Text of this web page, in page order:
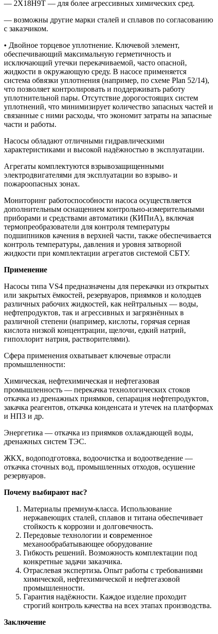
— 2Х18Н9Т — для более агрессивных химических сред.
— возможны другие марки сталей и сплавов по согласованию
с заказчиком.
• Двойное торцевое уплотнение. Ключевой элемент,
обеспечивающий максимальную герметичность и
исключающий утечки перекачиваемой, часто опасной,
жидкости в окружающую среду. В насосе применяется
система обвязки уплотнения (например, по схеме Plan 52/14),
что позволяет контролировать и поддерживать работу
уплотнительной пары. Отсутствие дорогостоящих систем
уплотнений, что минимизирует количество запасных частей и
связанные с ними расходы, что экономит затраты на запасные
части и работы.
Насосы обладают отличными гидравлическими
характеристиками и высокой надёжностью в эксплуатации.
Агрегаты комплектуются взрывозащищенными
электродвигателями для эксплуатации во взрыво- и
пожароопасных зонах.
Мониторинг работоспособности насоса осуществляется
дополнительным оснащением контрольно-измерительными
приборами и средствами автоматики (КИПиА), включая
термопреобразователи для контроля температуры
подшипников качения в верхней части, также обеспечивается
контроль температуры, давления и уровня затворной
жидкости при комплектации агрегатов системой СБТУ.
Применение
Насосы типа VS4 предназначены для перекачки из открытых
или закрытых ёмкостей, резервуаров, приямков и колодцев
различных рабочих жидкостей, как нейтральных — воды,
нефтепродуктов, так и агрессивных и загрязнённых в
различной степени (например, кислоты, горячая серная
кислота низкой концентрации, щелочи, едкий натрий,
гипохлорит натрия, растворителями).
Сфера применения охватывает ключевые отрасли
промышленности:
Химическая, нефтехимическая и нефтегазовая
промышленность — перекачка технологических стоков
откачка из дренажных приямков, сепарация нефтепродуктов,
закачка реагентов, откачка конденсата и утечек на платформах
и НПЗ и др.
Энергетика — откачка из приямков охлаждающей воды,
дренажных систем ТЭС.
ЖКХ, водоподготовка, водоочистка и водоотведение —
откачка сточных вод, промышленных отходов, осушение
резервуаров.
Почему выбирают нас?
Материалы премиум‑класса. Использование
нержавеющих сталей, сплавов и титана обеспечивает
стойкость к коррозии и долговечность.
Передовые технологии и современное
механообрабатывающее оборудование
Гибкость решений. Возможность комплектации под
конкретные задачи заказчика.
Отраслевая экспертиза. Опыт работы с требованиями
химической, нефтехимической и нефтегазовой
промышленности.
Гарантия надёжности. Каждое изделие проходит
строгий контроль качества на всех этапах производства.
Заключение